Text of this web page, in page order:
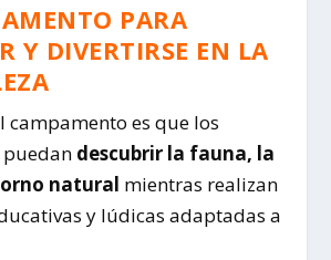
PARA
Y DIVERTIRSE EN LA
campamento es que los
descubrir la fauna, la
natural mientras realizan
y lúdicas adaptadas a